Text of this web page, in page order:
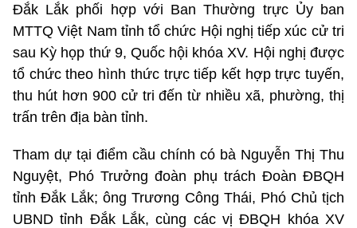
Đắk Lắk phối hợp với Ban Thường trực Ủy ban
MTTQ Việt Nam tỉnh tổ chức Hội nghị tiếp xúc cử tri
sau Kỳ họp thứ 9, Quốc hội khóa XV. Hội nghị được
tổ chức theo hình thức trực tiếp kết hợp trực tuyến,
thu hút hơn 900 cử tri đến từ nhiều xã, phường, thị
trấn trên địa bàn tỉnh.
Tham dự tại điểm cầu chính có bà Nguyễn Thị Thu
Nguyệt, Phó Trưởng đoàn phụ trách Đoàn ĐBQH
tỉnh Đắk Lắk; ông Trương Công Thái, Phó Chủ tịch
UBND tỉnh Đắk Lắk, cùng các vị ĐBQH khóa XV